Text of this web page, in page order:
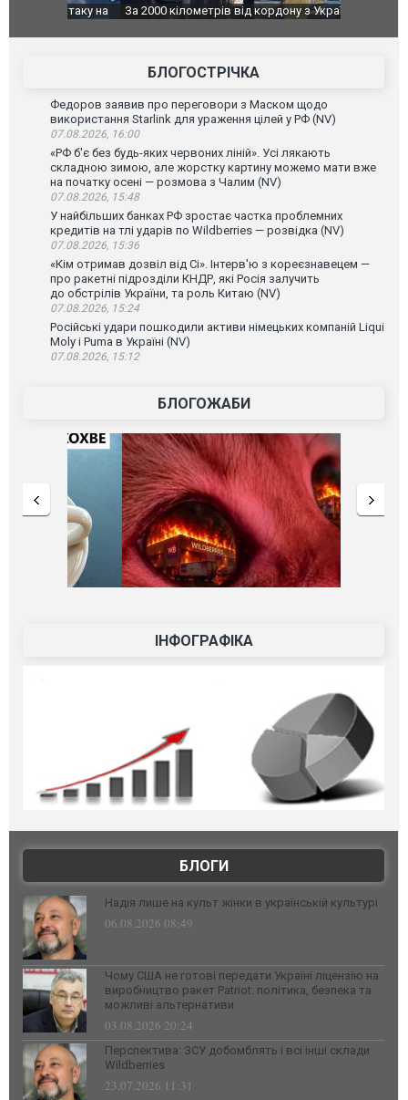
За 2000 кілометрів від кордону з Україною: в
склад Wildberries. ФОТО. ВІДЕО
В
БЛОГОСТРІЧКА
Федоров заявив про переговори з Маском щодо
використання Starlink для ураження цілей у РФ (NV)
07.08.2026, 16:00
«РФ б'є без будь-яких червоних ліній». Усі лякають
складною зимою, але жорстку картину можемо мати вже
на початку осені — розмова з Чалим (NV)
07.08.2026, 15:48
У найбільших банках РФ зростає частка проблемних
кредитів на тлі ударів по Wildberries — розвідка (NV)
07.08.2026, 15:36
«Кім отримав дозвіл від Сі». Інтерв'ю з кореєзнавецем —
про ракетні підрозділи КНДР, які Росія залучить
до обстрілів України, та роль Китаю (NV)
07.08.2026, 15:24
Російські удари пошкодили активи німецьких компаній Liqui
Moly і Puma в Україні (NV)
07.08.2026, 15:12
БЛОГОЖАБИ
ІНФОГРАФІКА
БЛОГИ
Надія лише на культ жінки в українській культурі
06.08.2026 08:49
Чому США не готові передати Україні ліцензію на
виробництво ракет Patriot: політика, безпека та
можливі альтернативи
03.08.2026 20:24
Перспектива: ЗСУ добомблять і всі інші склади
Wildberries
23.07.2026 11:31